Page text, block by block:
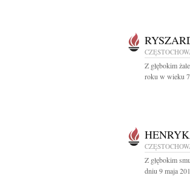
Z głębokim
roku w wieku
Z głębokim
dniu 9 maja